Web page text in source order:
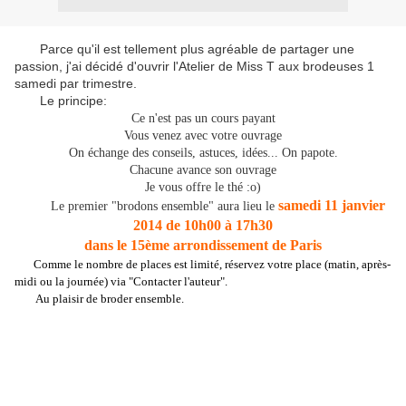
Parce qu'il est tellement plus agréable de partager une
passion, j'ai décidé d'ouvrir l'Atelier de Miss T aux brodeuses 1
samedi par trimestre.
Le principe:
Ce n'est pas un cours payant
Vous venez avec votre ouvrage
On échange des conseils, astuces, idées... On papote.
Chacune avance son ouvrage
Je vous offre le thé :o)
Le premier "brodons ensemble" aura lieu le samedi 11 janvier
2014 de 10h00 à 17h30
dans le 15ème arrondissement de Paris
Comme le nombre de places est limité, réservez votre place (matin, après-
midi ou la journée) via "Contacter l'auteur".
Au plaisir de broder ensemble.